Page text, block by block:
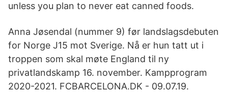
unless you plan to never eat canned foods.
Anna Jøsendal (nummer 9) før landslagsdebuten
for Norge J15 mot Sverige. Nå er hun tatt ut i
troppen som skal møte England til ny
privatlandskamp 16. november. Kampprogram
2020-2021. FCBARCELONA.DK - 09.07.19.